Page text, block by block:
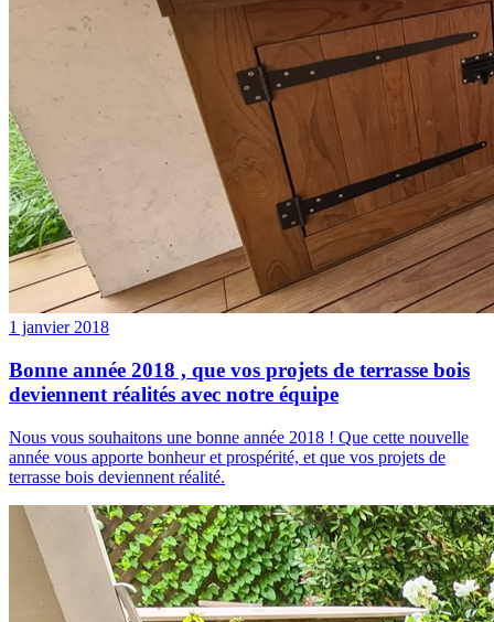
1 janvier 2018
Bonne année 2018 , que vos projets de terrasse bois
deviennent réalités avec notre équipe
Nous vous souhaitons une bonne année 2018 ! Que cette nouvelle
année vous apporte bonheur et prospérité, et que vos projets de
terrasse bois deviennent réalité.